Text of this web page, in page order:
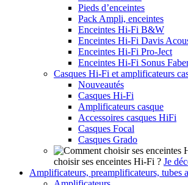
Pieds d’enceintes
Pack Ampli, enceintes
Enceintes Hi-Fi B&W
Enceintes Hi-Fi Davis
Enceintes Hi-Fi Pro-Ject
Enceintes Hi-Fi Sonus
Casques Hi-Fi et amplificateurs
Nouveautés
Casques Hi-Fi
Amplificateurs casque
Accessoires casques HiFi
Casques Focal
Casques Grado
choisir ses enceintes Hi-Fi ? Je
Amplificateurs, preamplificateurs, tubes